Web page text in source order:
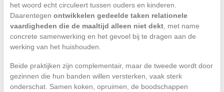
het woord echt circuleert tussen ouders en kinderen.
Daarentegen ontwikkelen gedeelde taken relationele
vaardigheden die de maaltijd alleen niet dekt, met name
concrete samenwerking en het gevoel bij te dragen aan de
werking van het huishouden.
Beide praktijken zijn complementair, maar de tweede wordt door
gezinnen die hun banden willen versterken, vaak sterk
onderschat. Samen koken, opruimen, de boodschappen